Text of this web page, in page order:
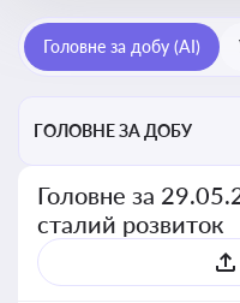
Головне за добу (AI)
ГОЛОВНЕ ЗА ДОБУ
Головне за
сталий розвиток